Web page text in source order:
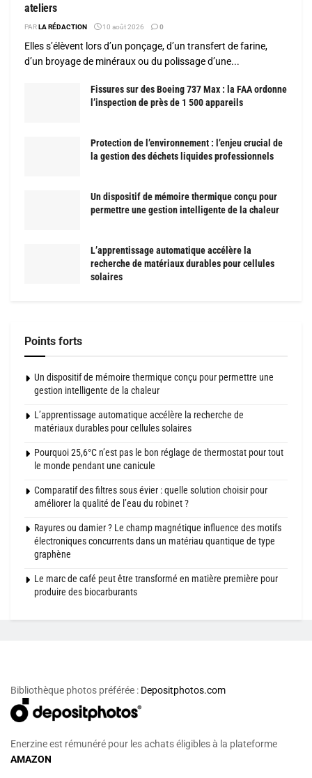
ateliers
PARLA RÉDACTION 10 août 2026 0
Elles s’élèvent lors d’un ponçage, d’un transfert de farine,
d’un broyage de minéraux ou du polissage d’une...
Fissures sur des Boeing 737 Max : la FAA ordonne
l’inspection de près de 1 500 appareils
Protection de l’environnement : l’enjeu crucial de
la gestion des déchets liquides professionnels
Un dispositif de mémoire thermique conçu pour
permettre une gestion intelligente de la chaleur
L’apprentissage automatique accélère la
recherche de matériaux durables pour cellules
solaires
Points forts
Un dispositif de mémoire thermique conçu pour permettre une
gestion intelligente de la chaleur
L’apprentissage automatique accélère la recherche de
matériaux durables pour cellules solaires
Pourquoi 25,6°C n’est pas le bon réglage de thermostat pour tout
le monde pendant une canicule
Comparatif des filtres sous évier : quelle solution choisir pour
améliorer la qualité de l’eau du robinet ?
Rayures ou damier ? Le champ magnétique influence des motifs
électroniques concurrents dans un matériau quantique de type
graphène
Le marc de café peut être transformé en matière première pour
produire des biocarburants
Bibliothèque photos préférée : Depositphotos.com
Enerzine est rémunéré pour les achats éligibles à la plateforme
AMAZON